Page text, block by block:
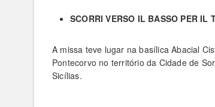
SCORRI VERSO IL BASSO PER IL
A missa teve lugar na basílica Abacial
Pontecorvo no território da Cidade de
Sicílias.